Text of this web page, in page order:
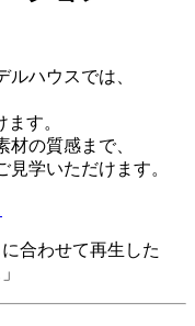
ハウスでは、
す。
の質感まで、
学いただけます。
合わせて再生した